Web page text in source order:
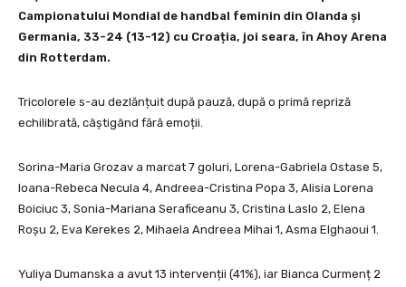
Campionatului Mondial de handbal feminin din Olanda și
Germania, 33-24 (13-12) cu Croația, joi seara, în Ahoy Arena
din Rotterdam.
Tricolorele s-au dezlănțuit după pauză, după o primă repriză
echilibrată, câștigând fără emoții.
Sorina-Maria Grozav a marcat 7 goluri, Lorena-Gabriela Ostase 5,
Ioana-Rebeca Necula 4, Andreea-Cristina Popa 3, Alisia Lorena
Boiciuc 3, Sonia-Mariana Seraficeanu 3, Cristina Laslo 2, Elena
Roșu 2, Eva Kerekes 2, Mihaela Andreea Mihai 1, Asma Elghaoui 1.
Yuliya Dumanska a avut 13 intervenții (41%), iar Bianca Curmenț 2